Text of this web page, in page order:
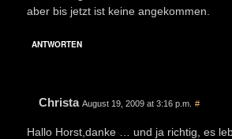
aber bis jetzt ist keine angekommen.
ANTWORTEN
Christa August 19, 2009 at 3:16 p.m. #
Hallo Horst,danke … und ja richtig, es